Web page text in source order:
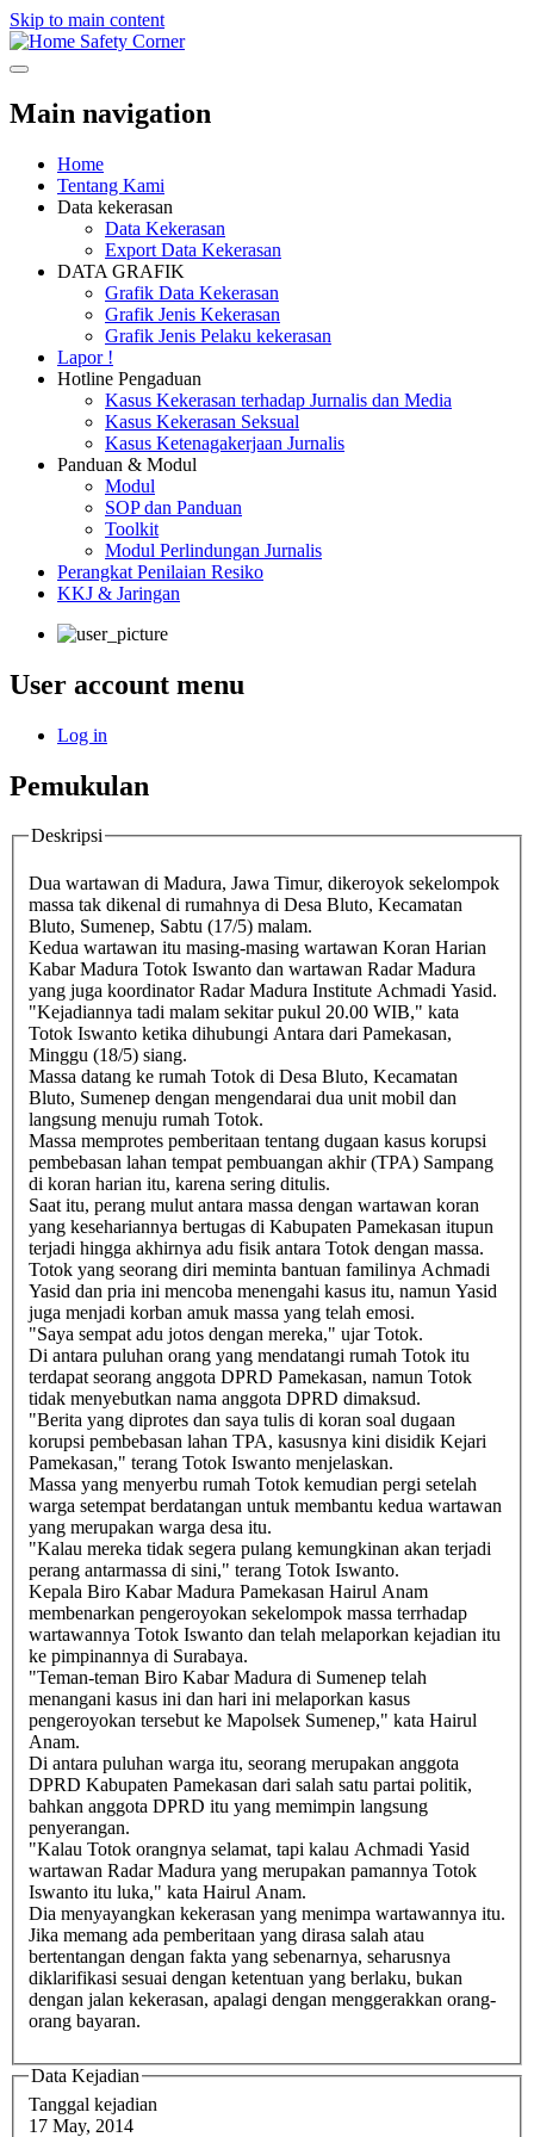
Skip to main content
Safety Corner
Main navigation
Home
Tentang Kami
Data kekerasan
Data Kekerasan
Export Data Kekerasan
DATA GRAFIK
Grafik Data Kekerasan
Grafik Jenis Kekerasan
Grafik Jenis Pelaku kekerasan
Lapor !
Hotline Pengaduan
Kasus Kekerasan terhadap Jurnalis dan Media
Kasus Kekerasan Seksual
Kasus Ketenagakerjaan Jurnalis
Panduan & Modul
Modul
SOP dan Panduan
Toolkit
Modul Perlindungan Jurnalis
Perangkat Penilaian Resiko
KKJ & Jaringan
User account menu
Log in
Pemukulan
Deskripsi
Dua wartawan di Madura, Jawa Timur, dikeroyok sekelompok
massa tak dikenal di rumahnya di Desa Bluto, Kecamatan
Bluto, Sumenep, Sabtu (17/5) malam.
Kedua wartawan itu masing-masing wartawan Koran Harian
Kabar Madura Totok Iswanto dan wartawan Radar Madura
yang juga koordinator Radar Madura Institute Achmadi Yasid.
"Kejadiannya tadi malam sekitar pukul 20.00 WIB," kata
Totok Iswanto ketika dihubungi Antara dari Pamekasan,
Minggu (18/5) siang.
Massa datang ke rumah Totok di Desa Bluto, Kecamatan
Bluto, Sumenep dengan mengendarai dua unit mobil dan
langsung menuju rumah Totok.
Massa memprotes pemberitaan tentang dugaan kasus korupsi
pembebasan lahan tempat pembuangan akhir (TPA) Sampang
di koran harian itu, karena sering ditulis.
Saat itu, perang mulut antara massa dengan wartawan koran
yang kesehariannya bertugas di Kabupaten Pamekasan itupun
terjadi hingga akhirnya adu fisik antara Totok dengan massa.
Totok yang seorang diri meminta bantuan familinya Achmadi
Yasid dan pria ini mencoba menengahi kasus itu, namun Yasid
juga menjadi korban amuk massa yang telah emosi.
"Saya sempat adu jotos dengan mereka," ujar Totok.
Di antara puluhan orang yang mendatangi rumah Totok itu
terdapat seorang anggota DPRD Pamekasan, namun Totok
tidak menyebutkan nama anggota DPRD dimaksud.
"Berita yang diprotes dan saya tulis di koran soal dugaan
korupsi pembebasan lahan TPA, kasusnya kini disidik Kejari
Pamekasan," terang Totok Iswanto menjelaskan.
Massa yang menyerbu rumah Totok kemudian pergi setelah
warga setempat berdatangan untuk membantu kedua wartawan
yang merupakan warga desa itu.
"Kalau mereka tidak segera pulang kemungkinan akan terjadi
perang antarmassa di sini," terang Totok Iswanto.
Kepala Biro Kabar Madura Pamekasan Hairul Anam
membenarkan pengeroyokan sekelompok massa terrhadap
wartawannya Totok Iswanto dan telah melaporkan kejadian itu
ke pimpinannya di Surabaya.
"Teman-teman Biro Kabar Madura di Sumenep telah
menangani kasus ini dan hari ini melaporkan kasus
pengeroyokan tersebut ke Mapolsek Sumenep," kata Hairul
Anam.
Di antara puluhan warga itu, seorang merupakan anggota
DPRD Kabupaten Pamekasan dari salah satu partai politik,
bahkan anggota DPRD itu yang memimpin langsung
penyerangan.
"Kalau Totok orangnya selamat, tapi kalau Achmadi Yasid
wartawan Radar Madura yang merupakan pamannya Totok
Iswanto itu luka," kata Hairul Anam.
Dia menyayangkan kekerasan yang menimpa wartawannya itu.
Jika memang ada pemberitaan yang dirasa salah atau
bertentangan dengan fakta yang sebenarnya, seharusnya
diklarifikasi sesuai dengan ketentuan yang berlaku, bukan
dengan jalan kekerasan, apalagi dengan menggerakkan orang-
orang bayaran.
Data Kejadian
Tanggal kejadian
17 May, 2014